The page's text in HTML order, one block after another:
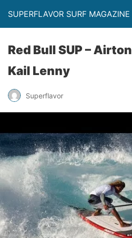
SUPERFLAVOR SURF MAGAZINE
Red Bull SUP –
Kail Lenny
Superflavor